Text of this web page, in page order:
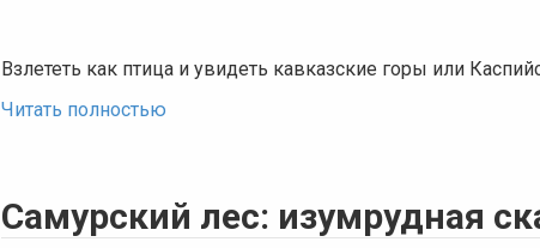
Взлететь как птица и увидеть кавказские горы или
Читать полностью
Самурский лес: изумрудная